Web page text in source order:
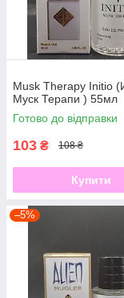
Musk Therapy Initio
Муск Терапи ) 55мл
Готово до відправки
103 ₴ 108 ₴
Купити
–5%